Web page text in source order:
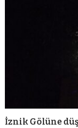
İznik Gölüne